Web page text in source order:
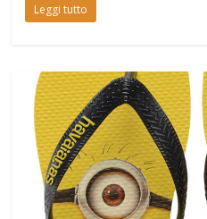
Leggi tutto